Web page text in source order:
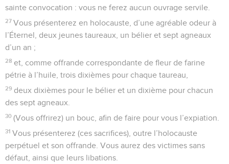
sainte convocation : vous ne ferez aucun ouvrage servile.
27 Vous présenterez en holocauste, d’une agréable odeur à
l’Éternel, deux jeunes taureaux, un bélier et sept agneaux
d’un an ;
28 et, comme offrande correspondante de fleur de farine
pétrie à l’huile, trois dixièmes pour chaque taureau,
29 deux dixièmes pour le bélier et un dixième pour chacun
des sept agneaux.
30 (Vous offrirez) un bouc, afin de faire pour vous l’expiation.
31 Vous présenterez (ces sacrifices), outre l’holocauste
perpétuel et son offrande. Vous aurez des victimes sans
défaut, ainsi que leurs libations.